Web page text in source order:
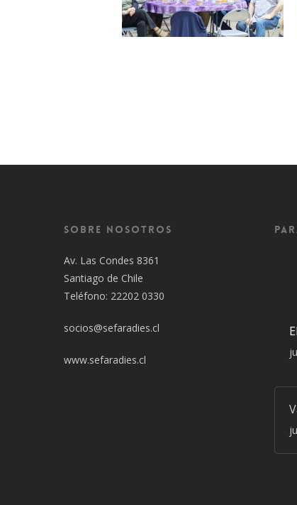
Sobre Nosotros
Av. Las Condes 8361
Santiago de Chile
Teléfono: 22202 0330
socios@sefaradies.cl
www.sefaradies.cl